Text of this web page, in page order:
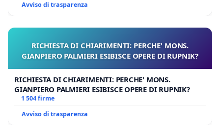
Avviso di trasparenza
RICHIESTA DI CHIARIMENTI: PERCHE' MONS.
GIANPIERO PALMIERI ESIBISCE OPERE DI RUPNIK?
RICHIESTA DI CHIARIMENTI: PERCHE' MONS.
GIANPIERO PALMIERI ESIBISCE OPERE DI RUPNIK?
1 504 firme
Avviso di trasparenza